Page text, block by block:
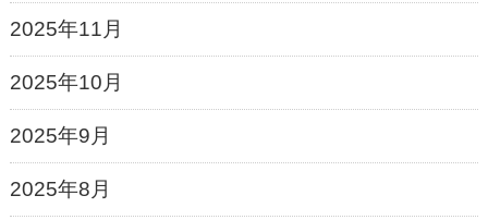
2025年11月
2025年10月
2025年9月
2025年8月